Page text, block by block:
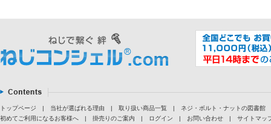
トップページ | 当社が選ばれる理由 | 取り扱い商品一覧 |
ネジ・ボルト・ナットの図書館
初めてご利用になるお客様へ
| 掛売りのご案内 | ログイン | お問い合わせ |
サイトマッ